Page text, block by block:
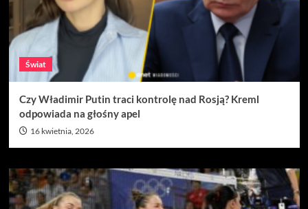
Świat
Czy Władimir Putin traci kontrolę nad Rosją? Kreml
odpowiada na głośny apel
16 kwietnia, 2026